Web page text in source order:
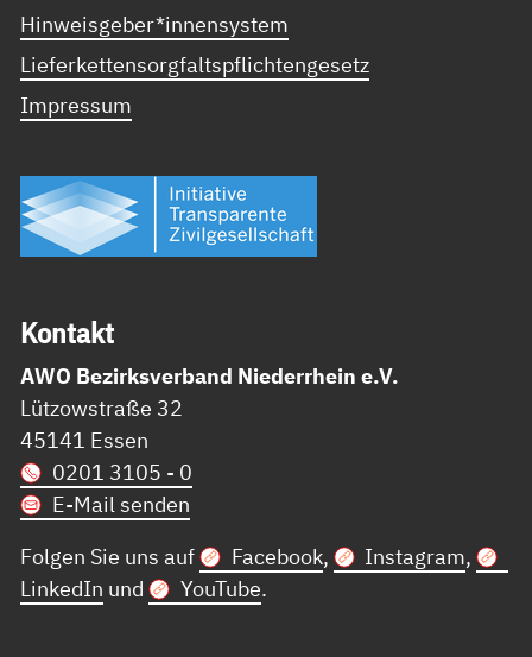
Hinweisgeber*innensystem
Lieferkettensorgfaltspflichtengesetz
Impressum
Kon­takt
AWO Bezirksverband Niederrhein e.V.
Lützowstraße 32
45141 Essen
0201 3105 - 0
E-Mail senden
Folgen Sie uns auf
Facebook, Instagram,
LinkedIn und YouTube.